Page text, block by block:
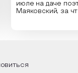
июле на даче
Маяковский, за
Твардовского и